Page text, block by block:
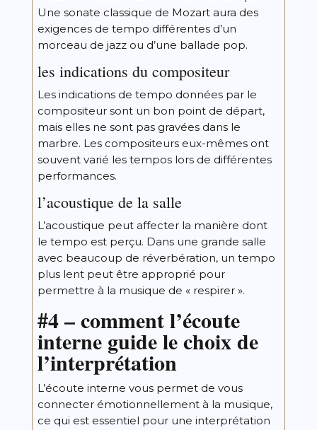
Une sonate classique de Mozart aura des
exigences de tempo différentes d’un
morceau de jazz ou d’une ballade pop.
les indications du compositeur
Les indications de tempo données par le
compositeur sont un bon point de départ,
mais elles ne sont pas gravées dans le
marbre. Les compositeurs eux-mêmes ont
souvent varié les tempos lors de différentes
performances.
l’acoustique de la salle
L’acoustique peut affecter la manière dont
le tempo est perçu. Dans une grande salle
avec beaucoup de réverbération, un tempo
plus lent peut être approprié pour
permettre à la musique de « respirer ».
#4 – comment l’écoute
interne guide le choix de
l’interprétation
L’écoute interne vous permet de vous
connecter émotionnellement à la musique,
ce qui est essentiel pour une interprétation